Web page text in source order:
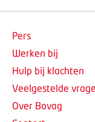
Pers
Werken bij
Hulp bij klachten
Veelgestelde
Over Bovag